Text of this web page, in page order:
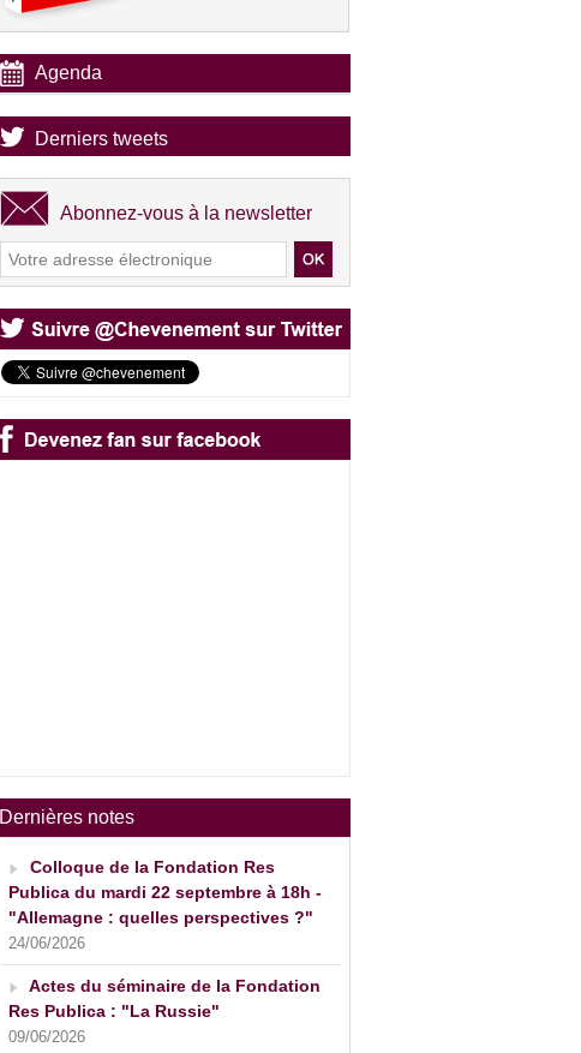
Agenda
Derniers tweets
Abonnez-vous à la newsletter
Dernières notes
Colloque de la Fondation Res
Publica du mardi 22 septembre à 18h -
"Allemagne : quelles perspectives ?"
24/06/2026
Actes du séminaire de la Fondation
Res Publica : "La Russie"
09/06/2026